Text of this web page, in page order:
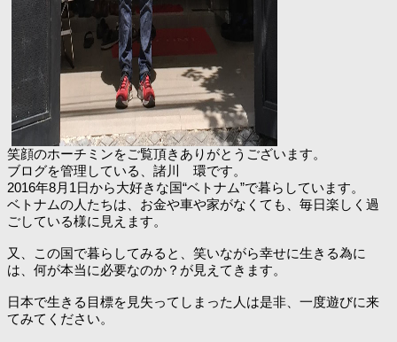
笑顔のホーチミンをご覧頂きありがとうございます。
ブログを管理している、諸川 環です。
2016年8月1日から大好きな国“ベトナム”で暮らしています。
ベトナムの人たちは、お金や車や家がなくても、毎日楽しく過
ごしている様に見えます。
又、この国で暮らしてみると、笑いながら幸せに生きる為に
は、何が本当に必要なのか？が見えてきます。
日本で生きる目標を見失ってしまった人は是非、一度遊びに来
てみてください。